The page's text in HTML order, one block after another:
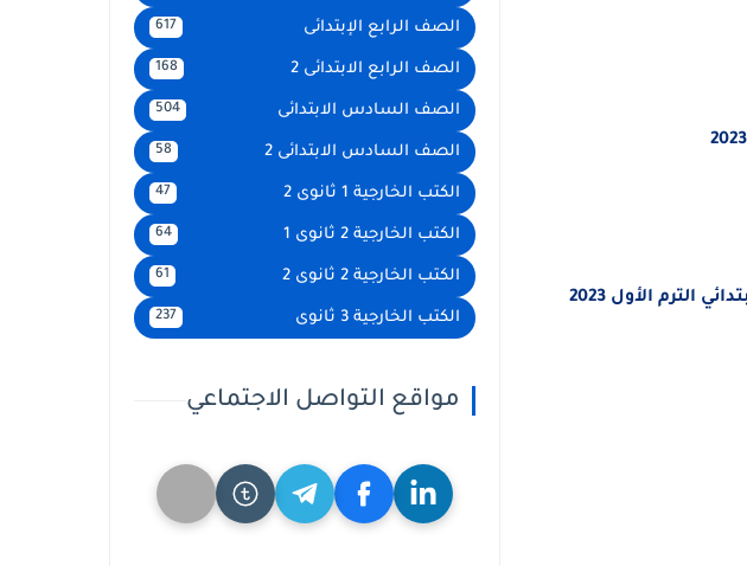
الدرس الثانى من كتاب الشاطر فى الدراسات الاجتماعية المنهج الجديد للصف الخامس الابتدائي الترم الأول 2023
الصف الرابع الإبتدائى 617
الصف الرابع الابتدائى 2 168
الصف السادس الابتدائى 504
الصف السادس الابتدائى 2 58
الكتب الخارجية 1 ثانوى 2 47
الكتب الخارجية 2 ثانوى 1 64
الكتب الخارجية 2 ثانوى 2 61
الكتب الخارجية 3 ثانوى 237
مواقع التواصل الاجتماعي